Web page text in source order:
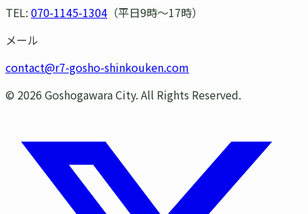
TEL: 070-1145-1304 （平日9時〜17時）
メール
contact@r7-gosho-shinkouken.com
© 2026 Goshogawara City. All Rights Reserved.